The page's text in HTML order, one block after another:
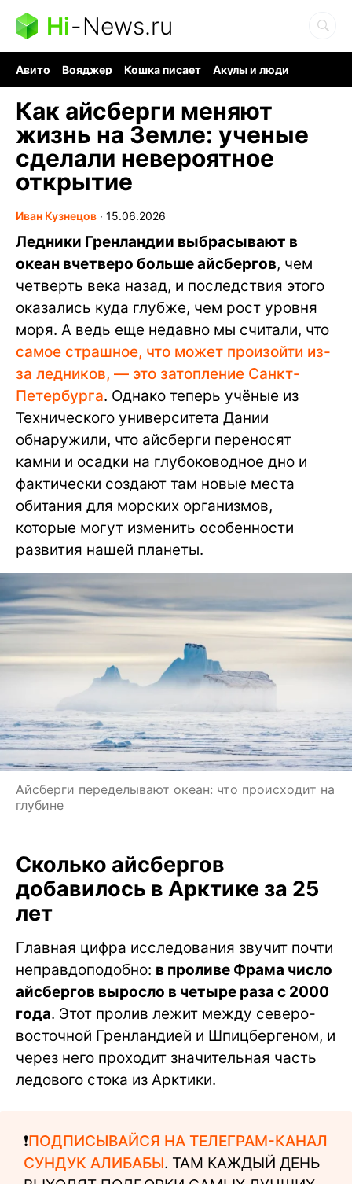
Hi-News.ru
Авито Вояджер Кошка писает
Акулы и люди
Как айсберги меняют
жизнь на Земле: ученые
сделали невероятное
открытие
Иван Кузнецов ∙ 15.06.2026
Ледники Гренландии выбрасывают в
океан вчетверо больше айсбергов, чем
четверть века назад, и последствия этого
оказались куда глубже, чем рост уровня
моря. А ведь еще недавно мы считали, что
самое страшное, что может произойти из-
за ледников, — это затопление Санкт-
Петербурга. Однако теперь учёные из
Технического университета Дании
обнаружили, что айсберги переносят
камни и осадки на глубоководное дно и
фактически создают там новые места
обитания для морских организмов,
которые могут изменить особенности
развития нашей планеты.
Айсберги переделывают океан: что происходит на
глубине
Сколько айсбергов
добавилось в Арктике за 25
лет
Главная цифра исследования звучит почти
неправдоподобно: в проливе Фрама число
айсбергов выросло в четыре раза с 2000
года. Этот пролив лежит между северо-
восточной Гренландией и Шпицбергеном, и
через него проходит значительная часть
ледового стока из Арктики.
❗️ПОДПИСЫВАЙСЯ НА ТЕЛЕГРАМ-КАНАЛ
СУНДУК АЛИБАБЫ. ТАМ КАЖДЫЙ ДЕНЬ